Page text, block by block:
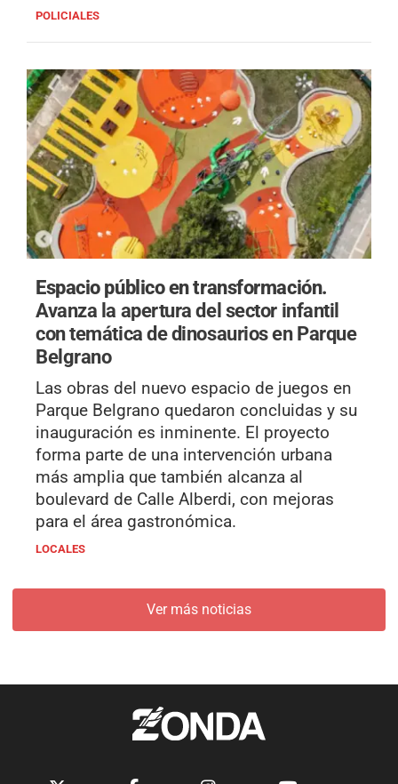
POLICIALES
Espacio público en transformación.
Avanza la apertura del sector infantil
con temática de dinosaurios en Parque
Belgrano
Las obras del nuevo espacio de juegos en
Parque Belgrano quedaron concluidas y su
inauguración es inminente. El proyecto
forma parte de una intervención urbana
más amplia que también alcanza al
boulevard de Calle Alberdi, con mejoras
para el área gastronómica.
LOCALES
Ver más noticias